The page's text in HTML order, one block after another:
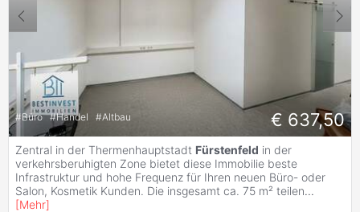
#Büro #Handel #Altbau € 637,50
Zentral in der Thermenhauptstadt Fürstenfeld in der
verkehrsberuhigten Zone bietet diese Immobilie beste
Infrastruktur und hohe Frequenz für Ihren neuen Büro- oder
Salon, Kosmetik Kunden. Die insgesamt ca. 75 m² teilen...
[Mehr]